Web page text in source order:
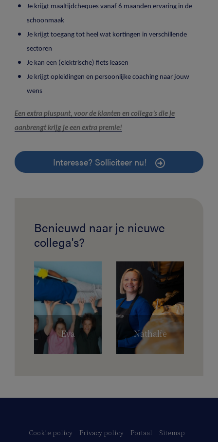
Je krijgt maaltijdcheques vanaf 6 maanden ervaring in de
schoonmaak
Je krijgt toegang tot heel wat kortingen in verschillende
sectoren
Je kan een (elektrische) fiets leasen
Je krijgt opleidingen en persoonlijke coaching naar jouw
wens
Een extra pluspunt, voor de klanten en collega’s die je
aanbrengt krijg je een extra premie!
Interesse? Solliciteer nu!
Benieuwd naar je nieuwe
collega's?
Eva Nathalie
Cookie policy- Privacy policy- Portaal - Sitemap -